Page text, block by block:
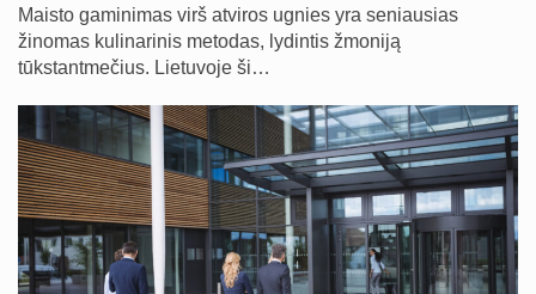
Maisto gaminimas virš atviros ugnies yra seniausias
žinomas kulinarinis metodas, lydintis žmoniją
tūkstantmečius. Lietuvoje ši…